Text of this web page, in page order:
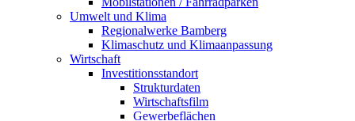
Umwelt und Klima
Regionalwerke Bamberg
Klimaschutz und Klimaanpassung
Wirtschaft
Investitionsstandort
Strukturdaten
Wirtschaftsfilm
Gewerbeflächen